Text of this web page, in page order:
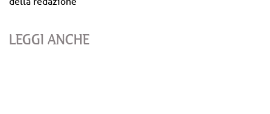
LEGGI ANCHE